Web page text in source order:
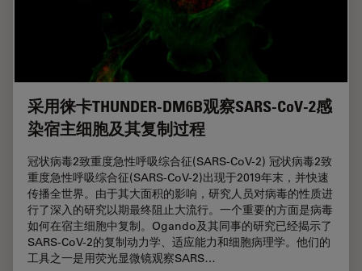
采用徕卡THUNDER-DM6B观察SARS-CoV-2感
染宿主细胞及其复制过程
冠状病毒2致重度急性呼吸综合征(SARS-CoV-2) 冠状病毒2致
重度急性呼吸综合征(SARS-CoV-2)出现于2019年末，并快速
传播全世界。由于其大面积的影响，研究人员对病毒的性质进
行了深入的研究以期最终阻止大流行。一个重要的方面是病毒
如何在宿主细胞中复制。Ogando及其同事的研究已经揭示了
SARS-CoV-2的复制动力学、适应能力和细胞病理学。他们的
工具之一是用荧光显微镜观察SARS…